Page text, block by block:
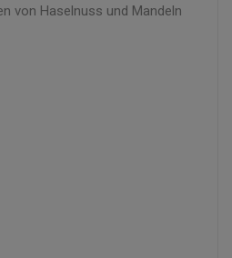
von Haselnuss und Mandeln